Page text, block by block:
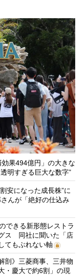
果494億円」の大きな
明すぎる巨大な数字”
安になった成長株”に
んが「絶好の仕込み
できる新形態レストラ
ス 同社に聞いた「店
てもぶれない軸
剖》三菱商事、三井物
・慶大で約6割」の現